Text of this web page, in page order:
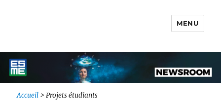
MENU
Accueil >Projets étudiants